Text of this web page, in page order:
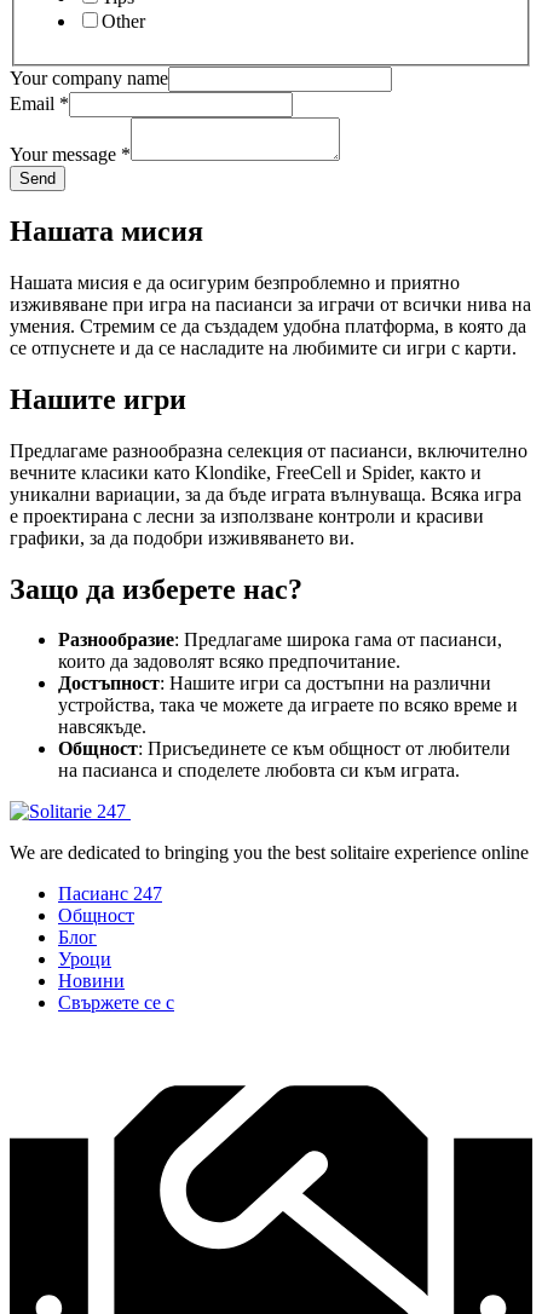
Other
Your company name
Email *
Your message *
Send
Нашата мисия
Нашата мисия е да осигурим безпроблемно и приятно
изживяване при игра на пасианси за играчи от всички нива на
умения. Стремим се да създадем удобна платформа, в която да
се отпуснете и да се насладите на любимите си игри с карти.
Нашите игри
Предлагаме разнообразна селекция от пасианси, включително
вечните класики като Klondike, FreeCell и Spider, както и
уникални вариации, за да бъде играта вълнуваща. Всяка игра
е проектирана с лесни за използване контроли и красиви
графики, за да подобри изживяването ви.
Защо да изберете нас?
Разнообразие: Предлагаме широка гама от пасианси,
които да задоволят всяко предпочитание.
Достъпност: Нашите игри са достъпни на различни
устройства, така че можете да играете по всяко време и
навсякъде.
Общност: Присъединете се към общност от любители
на пасианса и споделете любовта си към играта.
We are dedicated to bringing you the best solitaire experience online
Пасианс 247
Общност
Блог
Уроци
Новини
Свържете се с